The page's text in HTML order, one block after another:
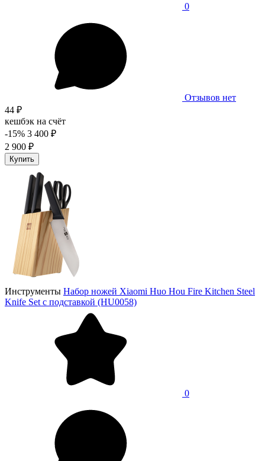
0
Отзывов нет
44 ₽
кешбэк на счёт
-15% 3 400 ₽
2 900 ₽
Купить
Инструменты Набор ножей Xiaomi Huo Hou Fire Kitchen Steel
Knife Set с подставкой (HU0058)
0